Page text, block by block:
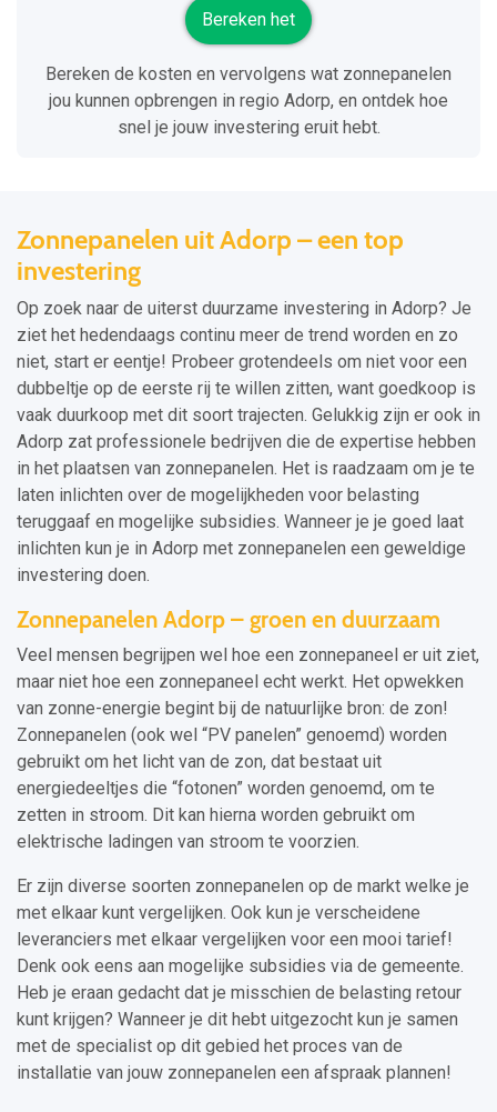
Bereken het
Bereken de kosten en vervolgens wat zonnepanelen
jou kunnen opbrengen in regio Adorp, en ontdek hoe
snel je jouw investering eruit hebt.
Zonnepanelen uit Adorp – een top
investering
Op zoek naar de uiterst duurzame investering in Adorp? Je
ziet het hedendaags continu meer de trend worden en zo
niet, start er eentje! Probeer grotendeels om niet voor een
dubbeltje op de eerste rij te willen zitten, want goedkoop is
vaak duurkoop met dit soort trajecten. Gelukkig zijn er ook in
Adorp zat professionele bedrijven die de expertise hebben
in het plaatsen van zonnepanelen. Het is raadzaam om je te
laten inlichten over de mogelijkheden voor belasting
teruggaaf en mogelijke subsidies. Wanneer je je goed laat
inlichten kun je in Adorp met zonnepanelen een geweldige
investering doen.
Zonnepanelen Adorp – groen en duurzaam
Veel mensen begrijpen wel hoe een zonnepaneel er uit ziet,
maar niet hoe een zonnepaneel echt werkt. Het opwekken
van zonne-energie begint bij de natuurlijke bron: de zon!
Zonnepanelen (ook wel “PV panelen” genoemd) worden
gebruikt om het licht van de zon, dat bestaat uit
energiedeeltjes die “fotonen” worden genoemd, om te
zetten in stroom. Dit kan hierna worden gebruikt om
elektrische ladingen van stroom te voorzien.
Er zijn diverse soorten zonnepanelen op de markt welke je
met elkaar kunt vergelijken. Ook kun je verscheidene
leveranciers met elkaar vergelijken voor een mooi tarief!
Denk ook eens aan mogelijke subsidies via de gemeente.
Heb je eraan gedacht dat je misschien de belasting retour
kunt krijgen? Wanneer je dit hebt uitgezocht kun je samen
met de specialist op dit gebied het proces van de
installatie van jouw zonnepanelen een afspraak plannen!